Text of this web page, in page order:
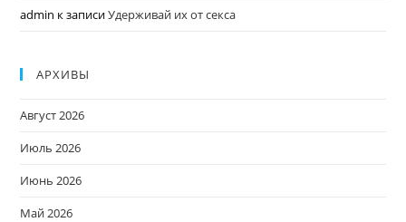
admin к записиУдерживай их от секса
АРХИВЫ
Август 2026
Июль 2026
Июнь 2026
Май 2026